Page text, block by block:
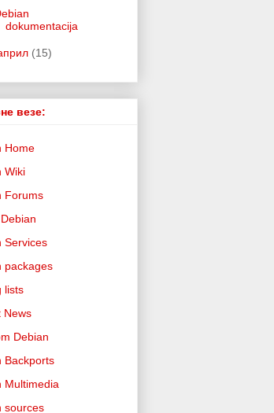
dokumentacija
(15)
везе:
Home
Wiki
Forums
Services
packages
lists
News
Debian
Backports
Multimedia
sources